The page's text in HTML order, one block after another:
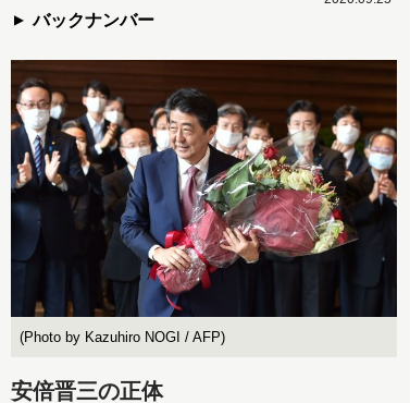
バックナンバー
(Photo by Kazuhiro NOGI / AFP)
安倍晋三の正体